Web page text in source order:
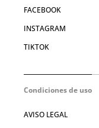
FACEBOOK
INSTAGRAM
TIKTOK
Condiciones de uso
AVISO LEGAL